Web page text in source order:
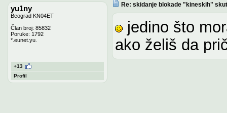
yu1ny
Beograd KN04ET
Član broj: 85832
Poruke: 1792
*.eunet.yu.
+13
Profil
Re: skidanje blokade "kineskih"
jedino što
ako želiš da